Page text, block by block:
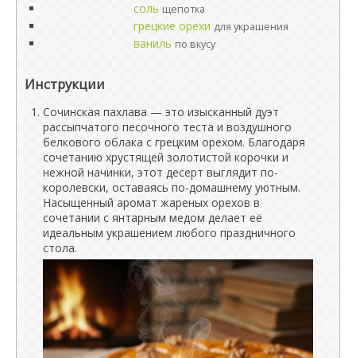
соль щепотка
грецкие орехи для украшения
ваниль по вкусу
Инструкции
Сочинская пахлава — это изысканный дуэт
рассыпчатого песочного теста и воздушного
белкового облака с грецким орехом. Благодаря
сочетанию хрустящей золотистой корочки и
нежной начинки, этот десерт выглядит по-
королевски, оставаясь по-домашнему уютным.
Насыщенный аромат жареных орехов в
сочетании с янтарным медом делает её
идеальным украшением любого праздничного
стола.